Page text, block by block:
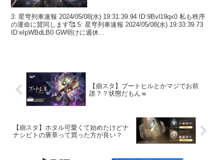
3: 星穹列車速報 2024/05/08(水) 19:31:39.94 ID:9Bvl19qx0 私も秩序
の運命に賛同します🥰 5: 星穹列車速報 2024/05/08(水) 19:33:39.73
ID:eIpWBdLB0 GW明けに週休...
【崩スタ】ブートヒルとかマジでお前
誰？？状態だもんｗ
【崩スタ】ホタル可愛くて始めたけどナ
ナシビトの褒章って買った方が良い？